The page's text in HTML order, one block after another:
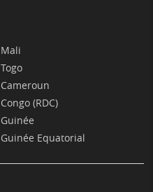
Mali
Togo
Cameroun
Congo (RDC)
Guinée
Guinée Equatorial